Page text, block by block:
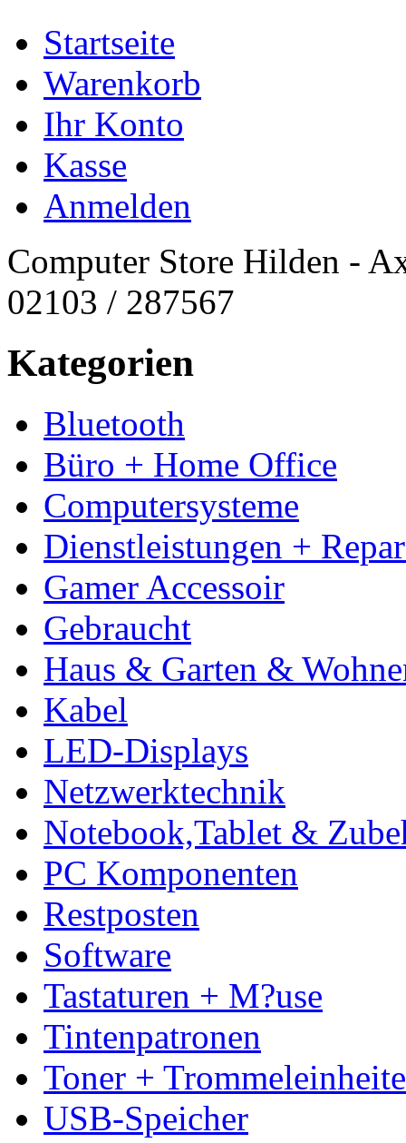
Startseite
Warenkorb
Ihr Konto
Kasse
Anmelden
Computer Store Hilden -
02103 / 287567
Kategorien
Bluetooth
Büro + Home Office
Computersysteme
Dienstleistungen +
Gamer Accessoir
Gebraucht
Haus & Garten &
Kabel
LED-Displays
Netzwerktechnik
Notebook,Tablet &
PC Komponenten
Restposten
Software
Tastaturen + M?use
Tintenpatronen
Toner +
USB-Speicher